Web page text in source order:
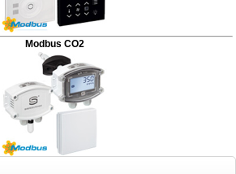
Modbus CO2